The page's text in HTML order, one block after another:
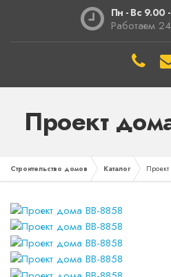
Пн - Вс 9.00
Работаем
Проект
Строительство домов Каталог